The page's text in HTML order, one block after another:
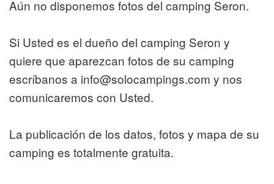
Aún no disponemos fotos del camping Seron.
Si Usted es el dueño del camping Seron y
quiere que aparezcan fotos de su camping
escríbanos a info@solocampings.com y nos
comunicaremos con Usted.
La publicación de los datos, fotos y mapa de su
camping es totalmente gratuita.